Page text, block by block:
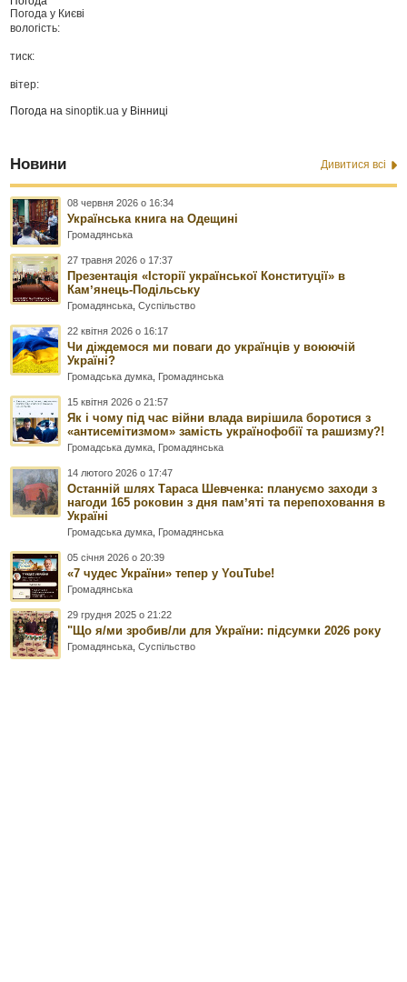
Погода у Києві
вологість:
тиск:
вітер:
Погода наsinoptik.ua у Вінниці
Новини Дивитися всі
08 червня 2026 о 16:34
Українська книга на Одещині
Громадянська
27 травня 2026 о 17:37
Презентація «Історії української Конституції» в
Камʼянець-Подільську
Громадянська ,Суспільство
22 квітня 2026 о 16:17
Чи діждемося ми поваги до українців у воюючій
Україні?
Громадська думка Громадянська
15 квітня 2026 о 21:57
Як і чому під час війни влада вирішила боротися з
«антисемітизмом» замість українофобії та рашизму?!
Громадська думка Громадянська
14 лютого 2026 о 17:47
Останній шлях Тараса Шевченка: плануємо заходи з
нагоди 165 роковин з дня памʼяті та перепоховання в
Україні
Громадська думка Громадянська
05 січня 2026 о 20:39
«7 чудес України» тепер у YouTube!
Громадянська
29 грудня 2025 о 21:22
"Що я/ми зробив/ли для України: підсумки 2026 року
Громадянська ,Суспільство